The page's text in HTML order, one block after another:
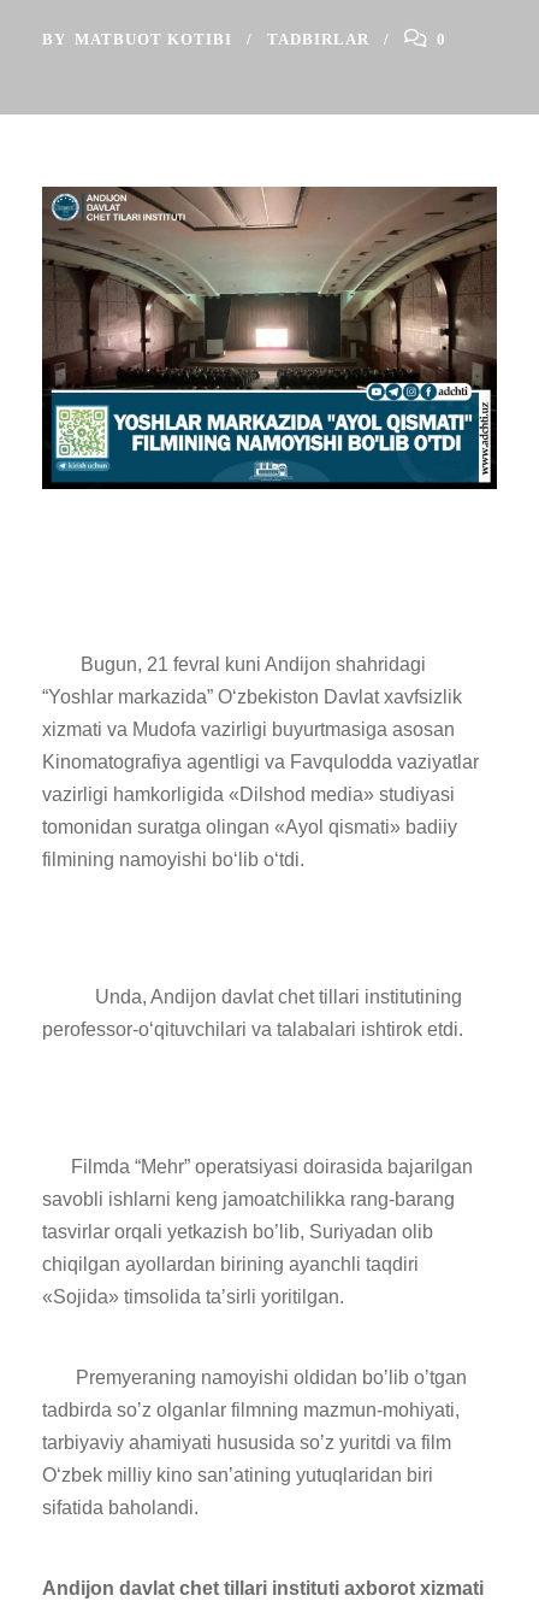
BY MATBUOT KOTIBI TADBIRLAR 0
Bugun, 21 fevral kuni Andijon shahridagi
“Yoshlar markazida” O‘zbekiston Davlat xavfsizlik
xizmati va Mudofa vazirligi buyurtmasiga asosan
Kinomatografiya agentligi va Favqulodda vaziyatlar
vazirligi hamkorligida «Dilshod media» studiyasi
tomonidan suratga olingan «Ayol qismati» badiiy
filmining namoyishi bo‘lib o‘tdi.
Unda, Andijon davlat chet tillari institutining
perofessor-o‘qituvchilari va talabalari ishtirok etdi.
Filmda “Mehr” operatsiyasi doirasida bajarilgan
savobli ishlarni keng jamoatchilikka rang-barang
tasvirlar orqali yetkazish bo’lib, Suriyadan olib
chiqilgan ayollardan birining ayanchli taqdiri
«Sojida» timsolida taʼsirli yoritilgan.
Premyeraning namoyishi oldidan boʼlib oʼtgan
tadbirda soʼz olganlar filmning mazmun-mohiyati,
tarbiyaviy ahamiyati hususida soʼz yuritdi va film
O‘zbek milliy kino sanʼatining yutuqlaridan biri
sifatida baholandi.
Andijon davlat chet tillari instituti axborot xizmati